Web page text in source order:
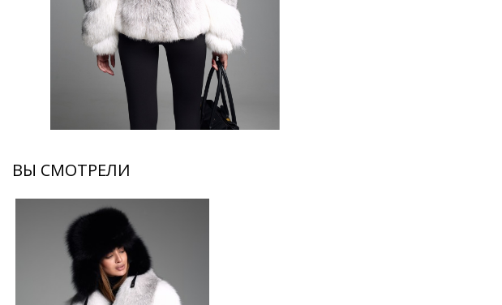
ВЫ СМОТРЕЛИ